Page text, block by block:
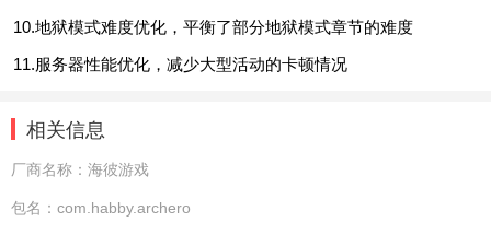
10.地狱模式难度优化，平衡了部分地狱模式章节的难度
11.服务器性能优化，减少大型活动的卡顿情况
相关信息
厂商名称： 海彼游戏
包名： com.habby.archero